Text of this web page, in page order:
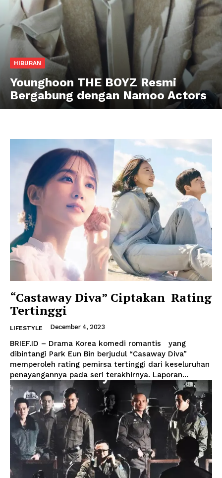
HIBURAN
Younghoon THE BOYZ Resmi
Bergabung dengan Namoo Actors
“Castaway Diva” Ciptakan Rating
Tertinggi
LIFESTYLE December 4, 2023
BRIEF.ID – Drama Korea komedi romantis yang
dibintangi Park Eun Bin berjudul “Casaway Diva”
memperoleh rating pemirsa tertinggi dari keseluruhan
penayangannya pada seri terakhirnya. Laporan...